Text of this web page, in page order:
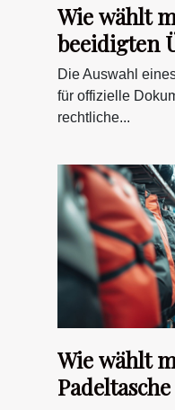
Wie wählt
beeidigten
offizielle
Die Auswahl
für offizielle
rechtliche...
Wie wählt